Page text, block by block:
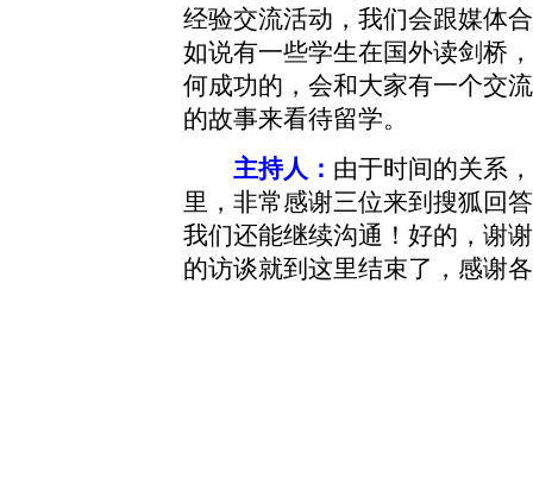
经验交流活动，我们会跟媒体
如说有一些学生在国外读剑桥
何成功的，会和大家有一个交
的故事来看待留学。
主持人： 由于时间的关系
里，非常感谢三位来到搜狐回
我们还能继续沟通！好的，谢
的访谈就到这里结束了，感谢